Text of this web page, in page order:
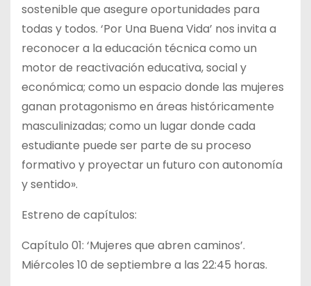
sostenible que asegure oportunidades para
todas y todos. ‘Por Una Buena Vida’ nos invita a
reconocer a la educación técnica como un
motor de reactivación educativa, social y
económica; como un espacio donde las mujeres
ganan protagonismo en áreas históricamente
masculinizadas; como un lugar donde cada
estudiante puede ser parte de su proceso
formativo y proyectar un futuro con autonomía
y sentido».
Estreno de capítulos:
Capítulo 01: ‘Mujeres que abren caminos’.
Miércoles 10 de septiembre a las 22:45 horas.